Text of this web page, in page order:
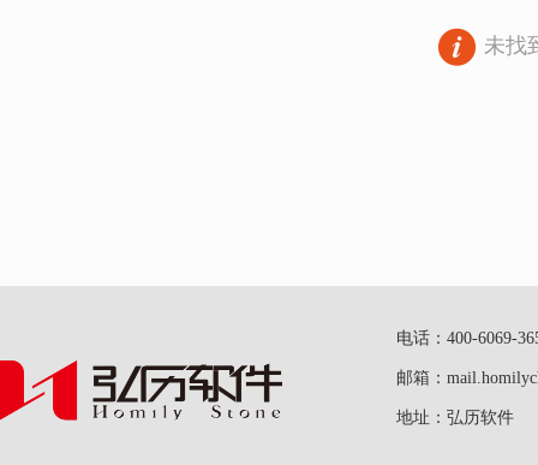
未找
电话：400-6069-
邮箱：
地址：弘历软件